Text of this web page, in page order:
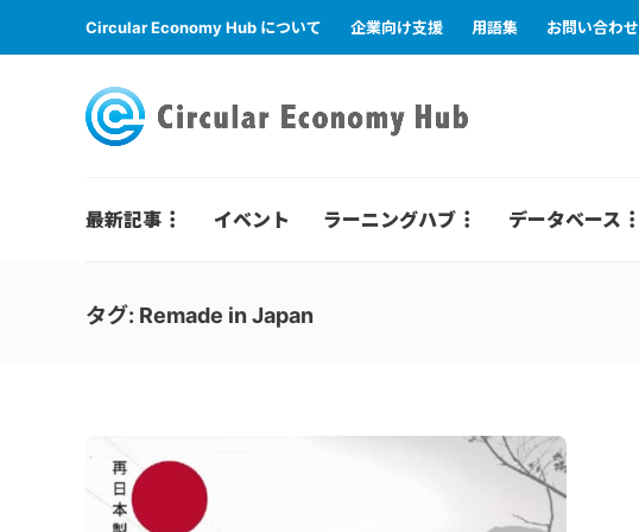
Circular Economy Hub について 企業向け支援 用語集 お問い合わせ
最新記事 イベント ラーニングハブ データベース
タグ: Remade in Japan